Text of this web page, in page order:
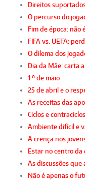
Direitos
O percurso do
Fim de época: não
FIFA vs. UEFA:
O dilema dos
Dia da Mãe: carta
1.º de maio
25 de abril e o
As receitas das
Ciclos e contraciclos
Ambiente difícil e
A crença nos
Estar no centro da
As discussões que
Não é apenas o